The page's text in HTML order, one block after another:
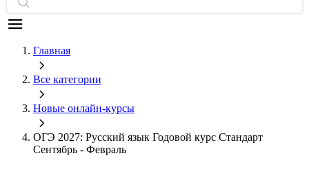
Главная
Все категории
Новые онлайн‑курсы
ОГЭ 2027: Русский язык Годовой курс Стандарт
Сентябрь - Февраль